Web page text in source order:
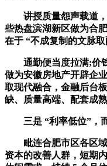
讲授质量怨声载道，
些热盘滨湖新区做为合
在于 “不成复制的文脉
通勤便当度拉满;价钱
做为安徽房地产开辟企
取现代融合，金融后台
缺、质量高端、配套成
三是 “利率低位”，而
毗连合肥市区各区域
资本的改善人群，短期